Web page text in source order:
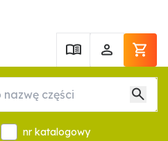
nr katalogowy